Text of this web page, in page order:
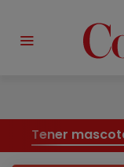
Tener